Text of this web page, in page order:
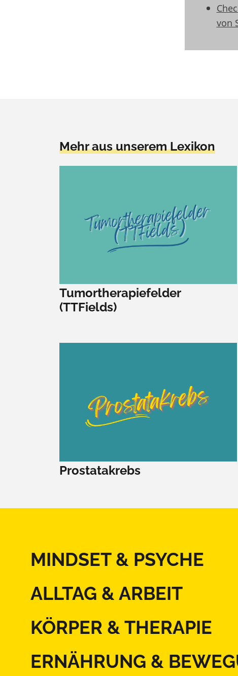
von
Mehr aus unserem Lexikon
Tumortherapiefelder
(TTFields)
Prostatakrebs
MINDSET & PSYCHE
ALLTAG & ARBEIT
KÖRPER & THERAPIE
ERNÄHRUNG &